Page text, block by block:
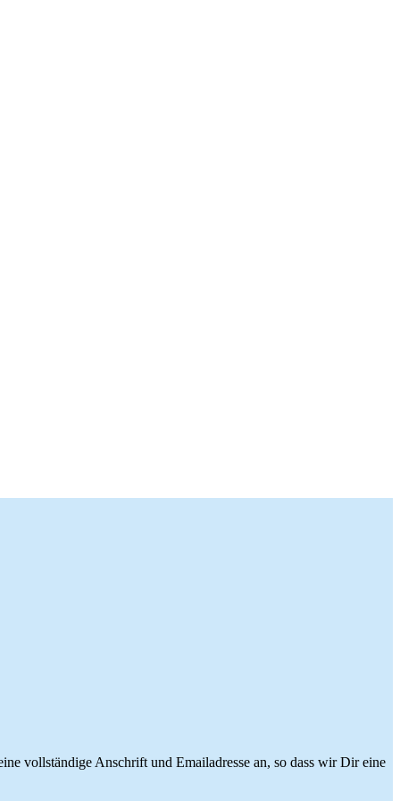
vollständige Anschrift und Emailadresse an, so dass wir Dir eine